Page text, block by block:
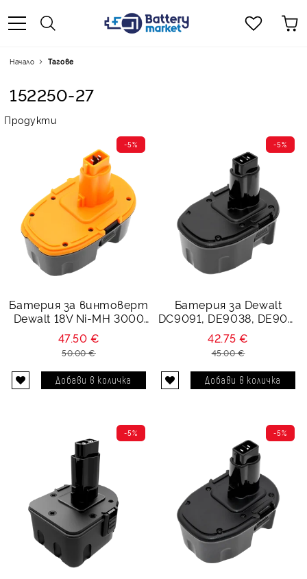
Начало Тагове
152250-27
Продукти
Батерия за винтоверт
Dewalt 18V Ni-MH 3000
mAh Dewalt DE9039,
DW9096
-5%
47.50 €
50.00 €
Батерия за Dewalt
DC9091, DE9038, DE909,
DE9502 - 14.4V 3000
mAh
-5%
42.75 €
45.00 €
-5% -5%